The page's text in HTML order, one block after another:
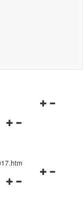
Navigationsmenü
Navigationsmenü